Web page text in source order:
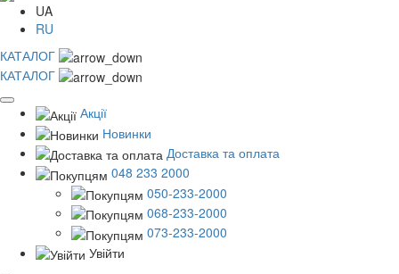
UA
RU
КАТАЛОГ
КАТАЛОГ
Акції
Новинки
Доставка та оплата
048 233 2000
050-233-2000
068-233-2000
073-233-2000
Увійти